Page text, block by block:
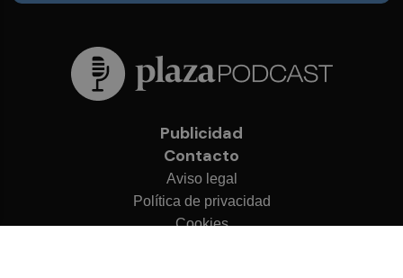
Publicidad
Contacto
Aviso legal
Política de privacidad
Cookies